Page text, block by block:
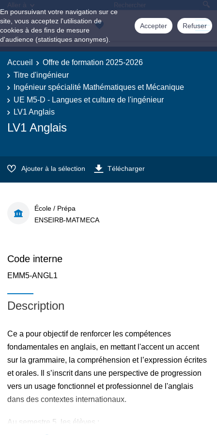
En poursuivant votre navigation sur ce
site, vous acceptez l'utilisation de
cookies à des fins de mesure
d'audience (statistiques anonymes).
Accepter Refuser
Aller à
Accueil
Offre de formation 2025-2026
Titre d'ingénieur
Ingénieur spécialité Mathématiques et Mécanique
UE M5-D - Langues et culture de l'ingénieur
LV1 Anglais
LV1 Anglais
Ajouter à la sélection Télécharger
École / Prépa
ENSEIRB-MATMECA
Code interne
EMM5-ANGL1
Description
Ce a pour objectif de renforcer les compétences
fondamentales en anglais, en mettant l'accent un accent
sur la grammaire, la compréhension et l’expression écrites
et orales. Il s’inscrit dans une perspective de progression
vers un usage fonctionnel et professionnel de l'anglais
dans des contextes internationaux.
Au semestre 5, les élèves :